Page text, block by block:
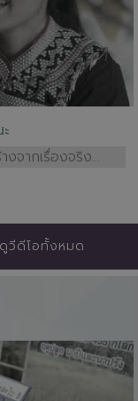
จากเรื่องจริง...
ดูวีดีโอทั้งหมด